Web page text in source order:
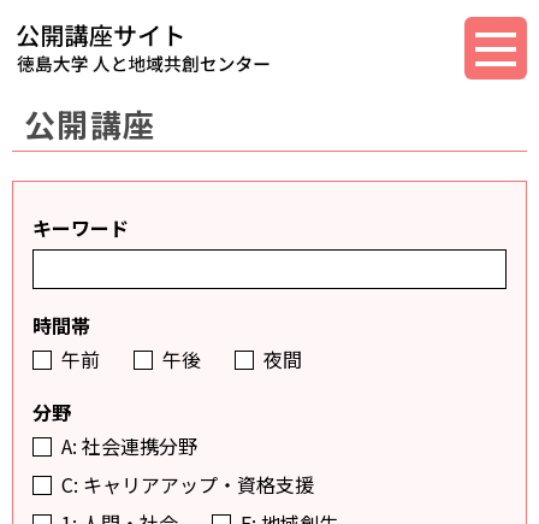
公開講座
キーワード
時間帯
午前
午後
夜間
分野
A: 社会連携分野
C: キャリアアップ・資格支援